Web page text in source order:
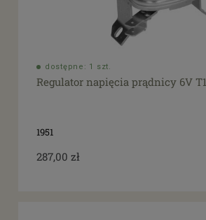
dostępne: 1 szt.
Regulator napięcia prądnicy 6V T1
1951
287,00 zł